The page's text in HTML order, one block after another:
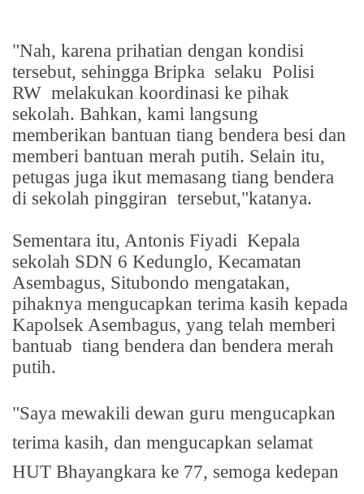
"Nah, karena prihatian dengan kondisi
tersebut, sehingga Bripka selaku Polisi
RW melakukan koordinasi ke pihak
sekolah. Bahkan, kami langsung
memberikan bantuan tiang bendera besi dan
memberi bantuan merah putih. Selain itu,
petugas juga ikut memasang tiang bendera
di sekolah pinggiran tersebut,"katanya.
Sementara itu, Antonis Fiyadi Kepala
sekolah SDN 6 Kedunglo, Kecamatan
Asembagus, Situbondo mengatakan,
pihaknya mengucapkan terima kasih kepada
Kapolsek Asembagus, yang telah memberi
bantuab tiang bendera dan bendera merah
putih.
"Saya mewakili dewan guru mengucapkan
terima kasih, dan mengucapkan selamat
HUT Bhayangkara ke 77, semoga kedepan